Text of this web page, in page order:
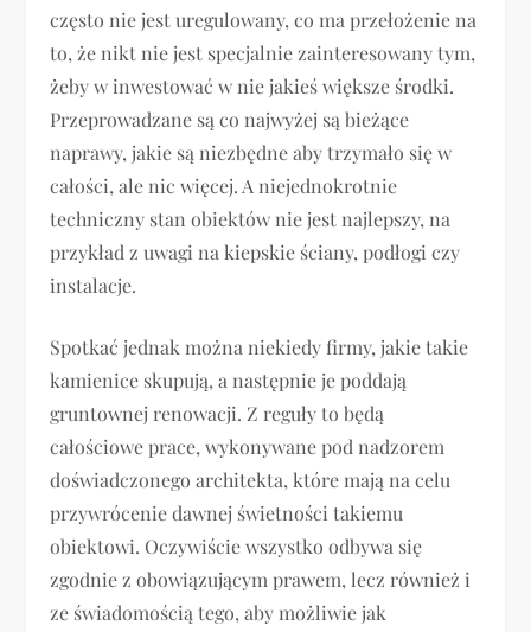
często nie jest uregulowany, co ma przełożenie na
to, że nikt nie jest specjalnie zainteresowany tym,
żeby w inwestować w nie jakieś większe środki.
Przeprowadzane są co najwyżej są bieżące
naprawy, jakie są niezbędne aby trzymało się w
całości, ale nic więcej. A niejednokrotnie
techniczny stan obiektów nie jest najlepszy, na
przykład z uwagi na kiepskie ściany, podłogi czy
instalacje.
Spotkać jednak można niekiedy firmy, jakie takie
kamienice skupują, a następnie je poddają
gruntownej renowacji. Z reguły to będą
całościowe prace, wykonywane pod nadzorem
doświadczonego architekta, które mają na celu
przywrócenie dawnej świetności takiemu
obiektowi. Oczywiście wszystko odbywa się
zgodnie z obowiązującym prawem, lecz również i
ze świadomością tego, aby możliwie jak